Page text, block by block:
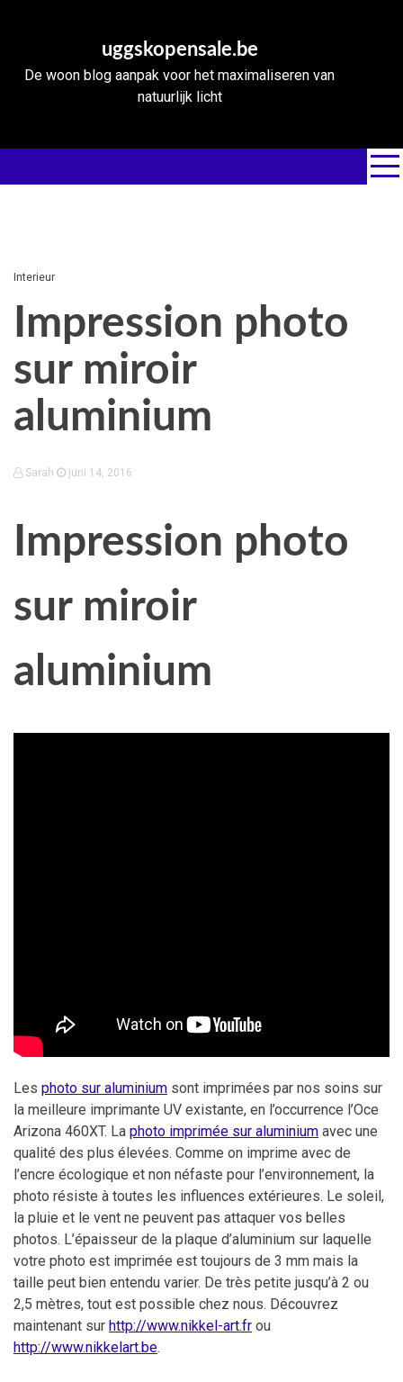
uggskopensale.be
De woon blog aanpak voor het maximaliseren van
natuurlijk licht
Interieur
Impression photo
sur miroir
aluminium
Sarah juni 14, 2016
Impression photo
sur miroir
aluminium
Les photo sur aluminium sont imprimées par nos soins sur
la meilleure imprimante UV existante, en l’occurrence l’Oce
Arizona 460XT. La photo imprimée sur aluminium avec une
qualité des plus élevées. Comme on imprime avec de
l’encre écologique et non néfaste pour l’environnement, la
photo résiste à toutes les influences extérieures. Le soleil,
la pluie et le vent ne peuvent pas attaquer vos belles
photos. L’épaisseur de la plaque d’aluminium sur laquelle
votre photo est imprimée est toujours de 3 mm mais la
taille peut bien entendu varier. De très petite jusqu’à 2 ou
2,5 mètres, tout est possible chez nous. Découvrez
maintenant sur http://www.nikkel-art.fr ou
http://www.nikkelart.be.